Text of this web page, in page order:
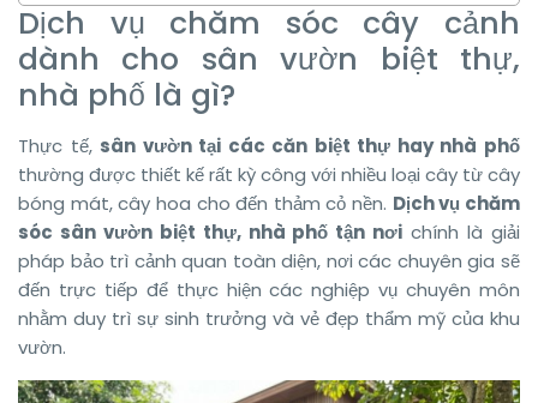
Dịch vụ chăm sóc cây cảnh
dành cho sân vườn biệt thự,
nhà phố là gì?
Thực tế, sân vườn tại các căn biệt thự hay nhà phố
thường được thiết kế rất kỳ công với nhiều loại cây từ cây
bóng mát, cây hoa cho đến thảm cỏ nền. Dịch vụ chăm
sóc sân vườn biệt thự, nhà phố tận nơi chính là giải
pháp bảo trì cảnh quan toàn diện, nơi các chuyên gia sẽ
đến trực tiếp để thực hiện các nghiệp vụ chuyên môn
nhằm duy trì sự sinh trưởng và vẻ đẹp thẩm mỹ của khu
vườn.